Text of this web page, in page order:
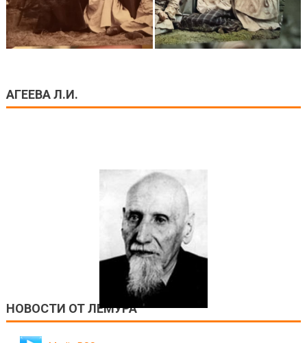
АГЕЕВА Л.И.
НОВОСТИ ОТ ЛЕМУРА